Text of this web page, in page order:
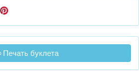
Печать буклета